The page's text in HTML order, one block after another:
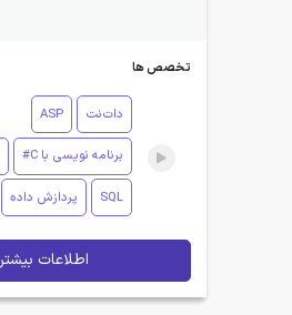
تخصص ها
دات‌نت ASP
برنامه نویسی با C#
SQL پردازش داده
اطلاعات بیشتر